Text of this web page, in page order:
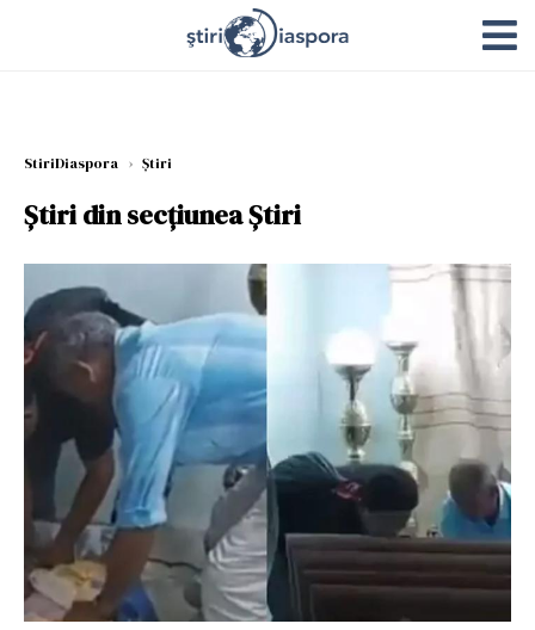
StiriDiaspora › Știri
Știri din secțiunea Știri